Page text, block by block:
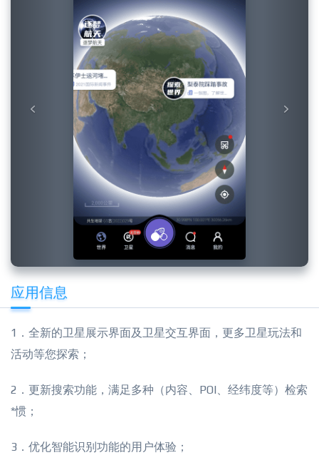
应用信息
1．全新的卫星展示界面及卫星交互界面，更多卫星玩法和
活动等您探索；
2．更新搜索功能，满足多种（内容、POI、经纬度等）检索
*惯；
3．优化智能识别功能的用户体验；